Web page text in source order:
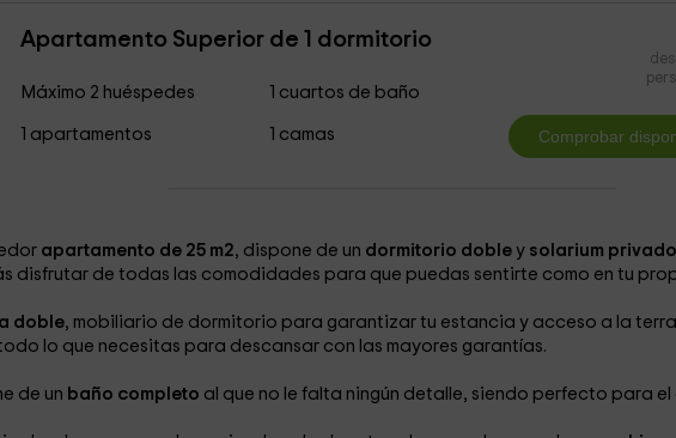
Apartamento Superior de 1 dormitorio
Máximo 2 huéspedes
1 apartamentos
1 cuartos de baño
1 camas
apartamento de 25 m2, dispone de un dormitorio dobley solarium privado
disfrutar de todas las comodidades para que puedas sentirte como en tu
doble, mobiliario de dormitorio para garantizar tu estancia y acceso a la
lo que necesitas para descansar con las mayores garantías.
de un baño completo al que no le falta ningún detalle, siendo perfecto para el